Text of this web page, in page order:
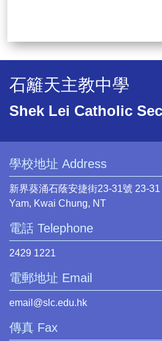
石籬天主教中學
Shek Lei Catholic
學校地址 Address
新界葵涌石蔭安捷街23-31號 23-
Yam, Kwai Chung, NT
電話 Telephone
2429 1221
電郵地址 Email
email@slc.edu.hk
傳真 Fax